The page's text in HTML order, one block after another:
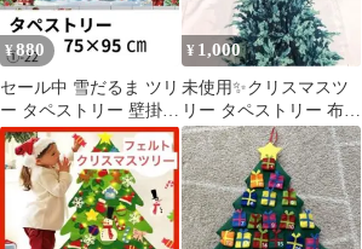
¥880
セール中 雪だるま ツリ
ー タペストリー 壁掛け
布 パーティー 背景布
新年
¥ 1,000
未使用✨クリスマスツ
リー タペストリー 布
シンプル 大きい 壁掛け
もみの木